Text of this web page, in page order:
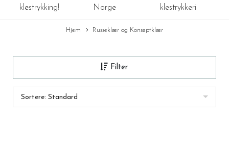
klestrykking!
Norge
klestrykkeri
Hjem Russeklær og Konseptklær
Filter
Sortere: Standard